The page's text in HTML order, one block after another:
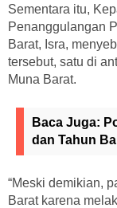
Sementara itu,
Penanggulangan
Barat, Isra,
tersebut, satu di
Muna Barat.
Baca Juga:
dan Tahun
“Meski demikian,
Barat karena